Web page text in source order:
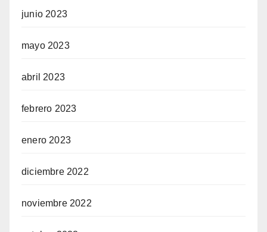
junio 2023
mayo 2023
abril 2023
febrero 2023
enero 2023
diciembre 2022
noviembre 2022